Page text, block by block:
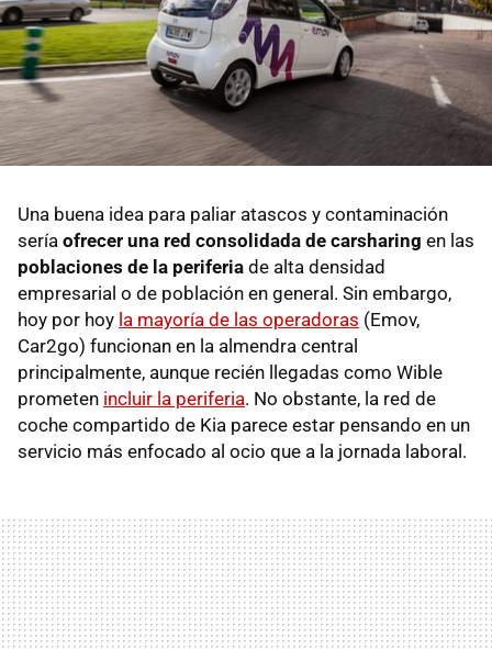
Una buena idea para paliar atascos y contaminación
sería ofrecer una red consolidada de carsharing en las
poblaciones de la periferia de alta densidad
empresarial o de población en general. Sin embargo,
hoy por hoy la mayoría de las operadoras (Emov,
Car2go) funcionan en la almendra central
principalmente, aunque recién llegadas como Wible
prometen incluir la periferia. No obstante, la red de
coche compartido de Kia parece estar pensando en un
servicio más enfocado al ocio que a la jornada laboral.